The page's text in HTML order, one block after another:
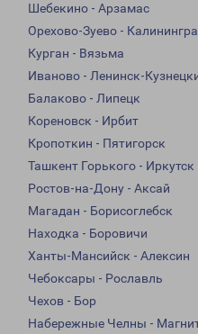
Шебекино - Арзамас
Орехово-Зуево -
Курган - Вязьма
Иваново - Ленинск-
Балаково - Липецк
Кореновск - Ирбит
Кропоткин - Пятигорск
Ташкент Горького - Иркутск
Ростов-на-Дону - Аксай
Магадан - Борисоглебск
Находка - Боровичи
Ханты-Мансийск - Алексин
Чебоксары - Рославль
Чехов - Бор
Набережные Челны -